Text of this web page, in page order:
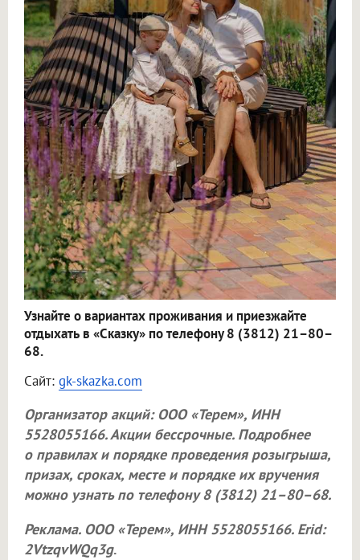
Узнайте о вариантах проживания и приезжайте
отдыхать в «Сказку» по телефону 8 (3812) 21–80–
68.
Сайт: gk-skazka.com
Организатор акций: ООО «Терем», ИНН
5528055166. Акции бессрочные. Подробнее
о правилах и порядке проведения розыгрыша,
призах, сроках, месте и порядке их вручения
можно узнать по телефону 8 (3812) 21–80–68.
Реклама. ООО «Терем», ИНН 5528055166. Erid:
2VtzqvWQq3g.